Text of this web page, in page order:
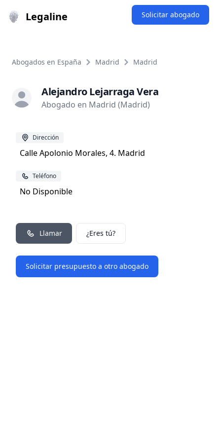
Legaline Solicitar abogado
Abogados en España Madrid Madrid
Alejandro Lejarraga Vera
Abogado en Madrid (Madrid)
Dirección
Calle Apolonio Morales, 4. Madrid
Teléfono
No Disponible
Llamar ¿Eres tú?
Solicitar presupuesto a otro abogado